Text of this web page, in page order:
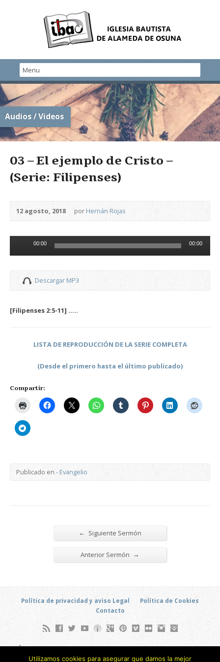
Audios / Videos
03 – El ejemplo de Cristo –
(Serie: Filipenses)
12 agosto, 2018 porHernán Rojas
Reproductor
00:00 00:00
Descargar MP3
[Filipenses 2:5-11] …..
LISTA DE REPRODUCCIÓN DE LA SERIE COMPLETA
(Desde el primero hasta el último publicado)
Compartir:
Publicado en- Evangelio
← Siguiente Sermón
Anterior Sermón →
Política de privacidad y aviso Legal
Política de Cookies
Contacto
(ESPAÑA)
Utilizamos cookies para asegurar que damos la mejor